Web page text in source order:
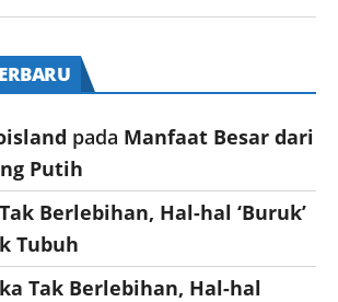
pada Manfaat Besar dari
Putih
Berlebihan, Hal-hal ‘Buruk’
Tubuh
Tak Berlebihan, Hal-hal